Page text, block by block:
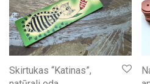
Skirtukas “Katinas”,